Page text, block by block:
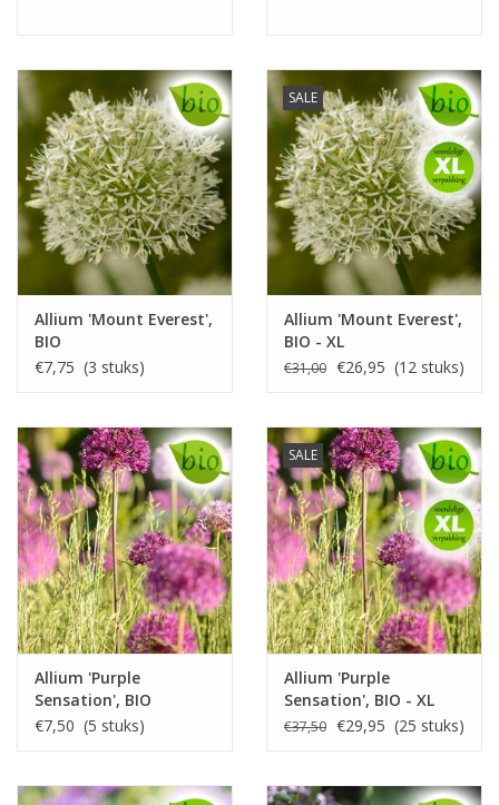
Allium 'Mount Everest',
BIO
€7,75 (3 stuks)
SALE
Allium 'Mount Everest',
BIO - XL
voordeelverpakking
€31,00 €26,95 (12 stuks)
Allium 'Purple
Sensation', BIO
€7,50 (5 stuks)
SALE
Allium 'Purple
Sensation', BIO - XL
voordeelverpakking
€37,50 €29,95 (25 stuks)